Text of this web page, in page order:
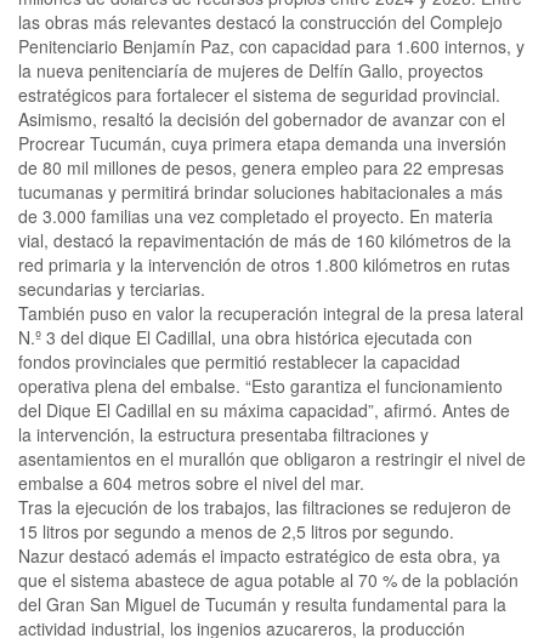
las obras más relevantes destacó la construcción del Complejo
Penitenciario Benjamín Paz, con capacidad para 1.600 internos, y
la nueva penitenciaría de mujeres de Delfín Gallo, proyectos
estratégicos para fortalecer el sistema de seguridad provincial.
Asimismo, resaltó la decisión del gobernador de avanzar con el
Procrear Tucumán, cuya primera etapa demanda una inversión
de 80 mil millones de pesos, genera empleo para 22 empresas
tucumanas y permitirá brindar soluciones habitacionales a más
de 3.000 familias una vez completado el proyecto. En materia
vial, destacó la repavimentación de más de 160 kilómetros de la
red primaria y la intervención de otros 1.800 kilómetros en rutas
secundarias y terciarias.
También puso en valor la recuperación integral de la presa lateral
N.º 3 del dique El Cadillal, una obra histórica ejecutada con
fondos provinciales que permitió restablecer la capacidad
operativa plena del embalse. “Esto garantiza el funcionamiento
del Dique El Cadillal en su máxima capacidad”, afirmó. Antes de
la intervención, la estructura presentaba filtraciones y
asentamientos en el murallón que obligaron a restringir el nivel de
embalse a 604 metros sobre el nivel del mar.
Tras la ejecución de los trabajos, las filtraciones se redujeron de
15 litros por segundo a menos de 2,5 litros por segundo.
Nazur destacó además el impacto estratégico de esta obra, ya
que el sistema abastece de agua potable al 70 % de la población
del Gran San Miguel de Tucumán y resulta fundamental para la
actividad industrial, los ingenios azucareros, la producción